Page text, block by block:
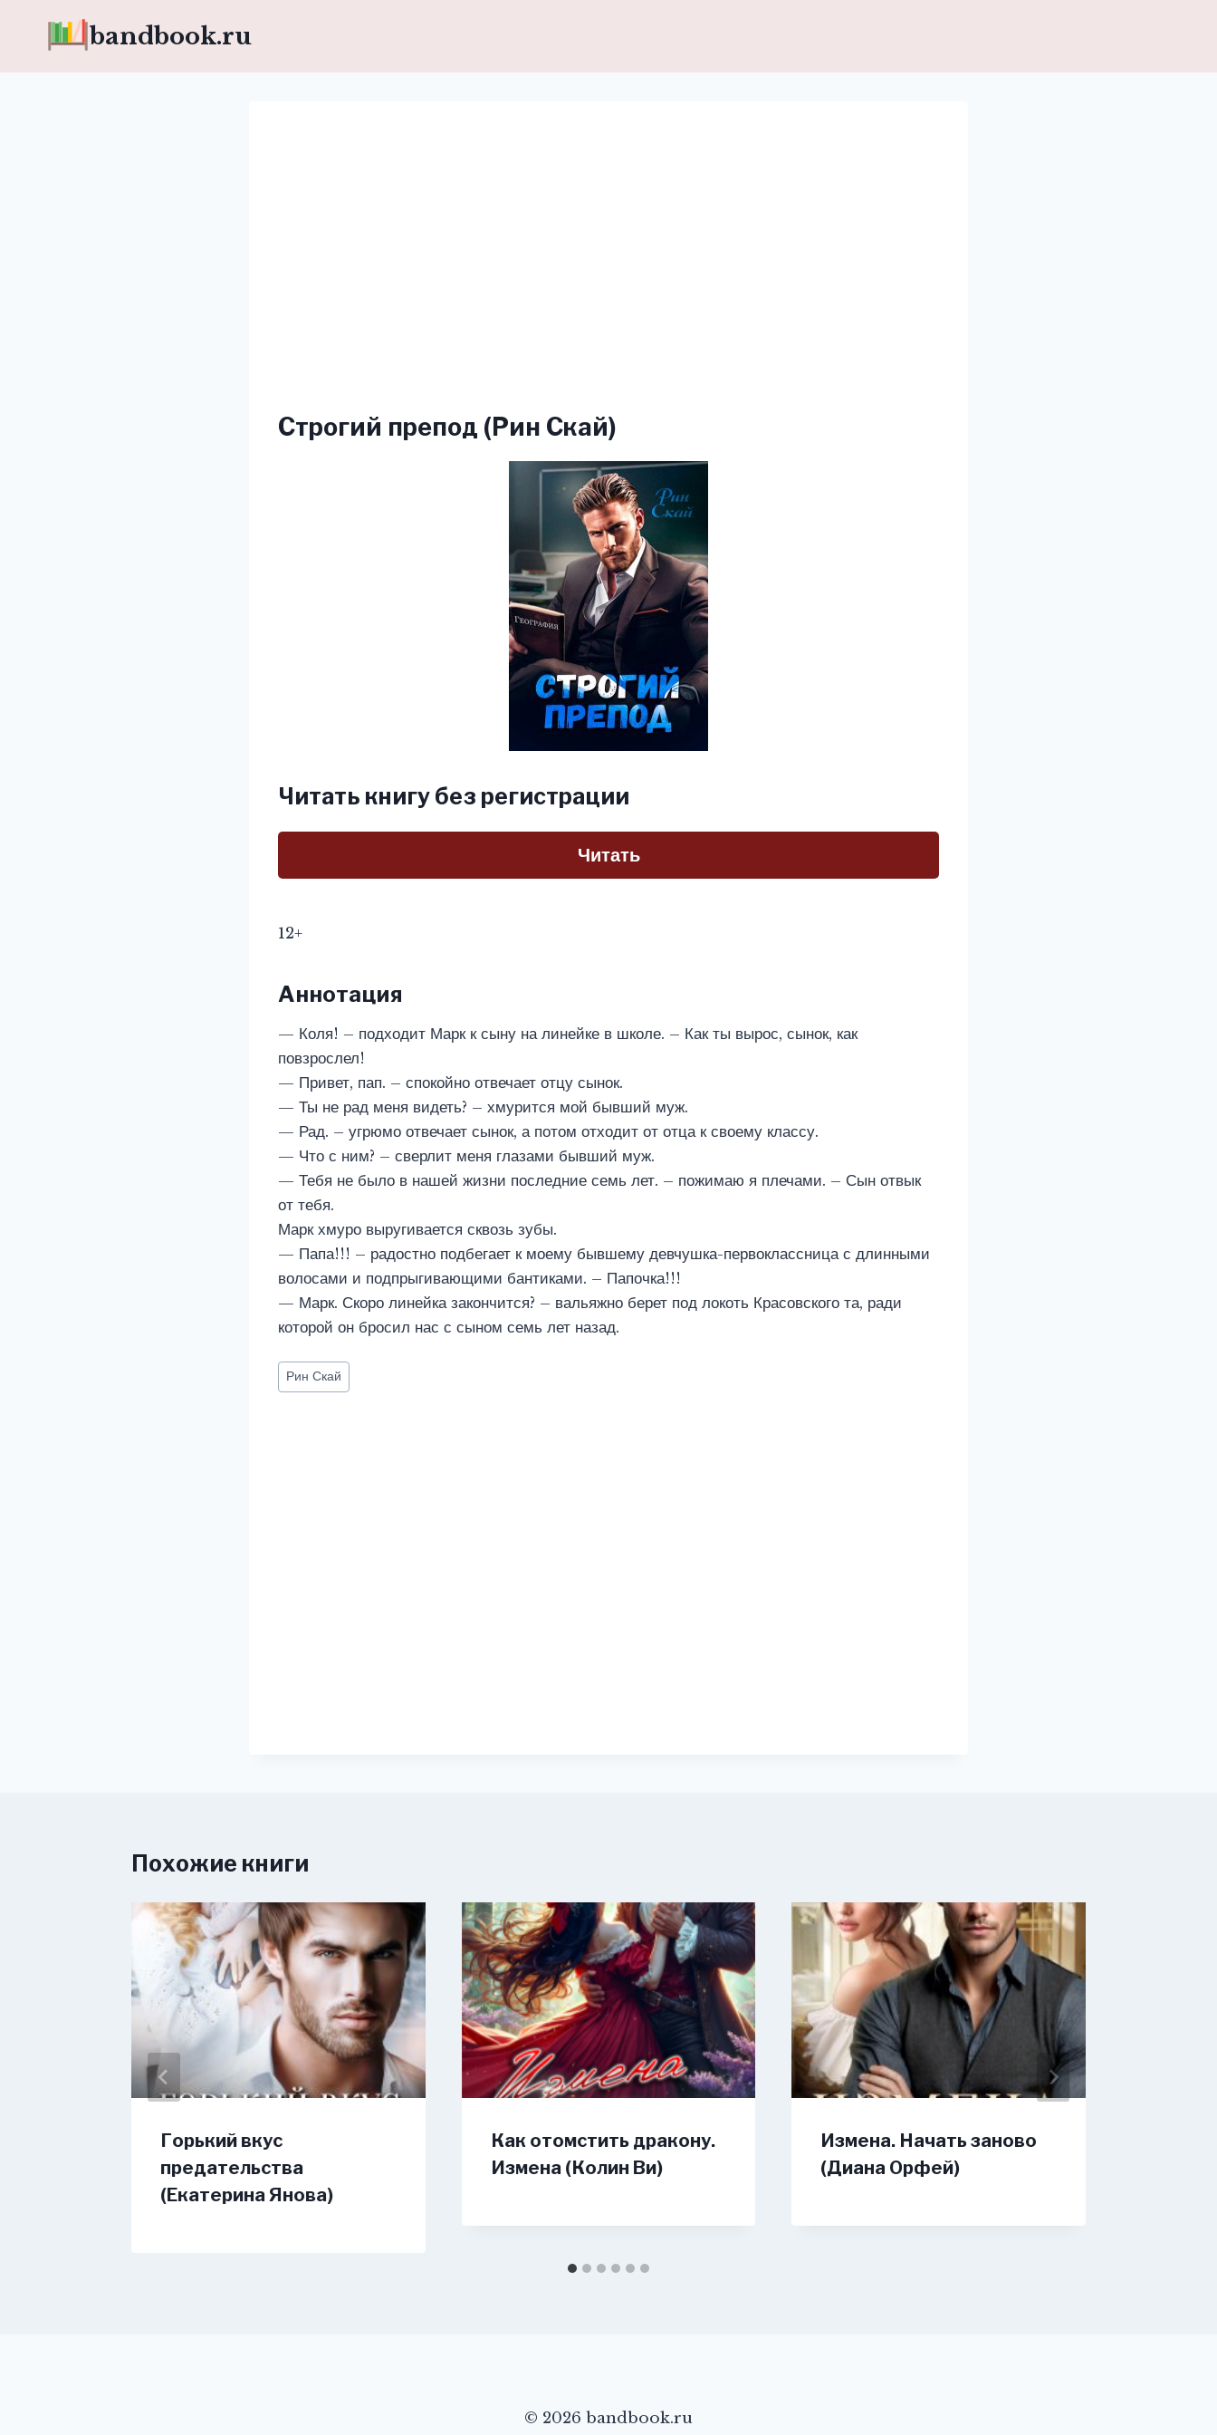
bandbook.ru
Строгий препод (Рин Скай)
Читать книгу без регистрации
Читать
12+
Аннотация
— Коля! – подходит Марк к сыну на линейке в школе. – Как ты вырос, сынок, как
повзрослел!
— Привет, пап. – спокойно отвечает отцу сынок.
— Ты не рад меня видеть? – хмурится мой бывший муж.
— Рад. – угрюмо отвечает сынок, а потом отходит от отца к своему классу.
— Что с ним? – сверлит меня глазами бывший муж.
— Тебя не было в нашей жизни последние семь лет. – пожимаю я плечами. – Сын отвык
от тебя.
Марк хмуро выругивается сквозь зубы.
— Папа!!! – радостно подбегает к моему бывшему девчушка-первоклассница с длинными
волосами и подпрыгивающими бантиками. – Папочка!!!
— Марк. Скоро линейка закончится? – вальяжно берет под локоть Красовского та, ради
которой он бросил нас с сыном семь лет назад.
Метки
записи:
Рин Скай
Похожие книги
Горький вкус
предательства
(Екатерина Янова)
Как отомстить дракону.
Измена (Колин Ви)
Измена. Начать заново
(Диана Орфей)
© 2026 bandbook.ru